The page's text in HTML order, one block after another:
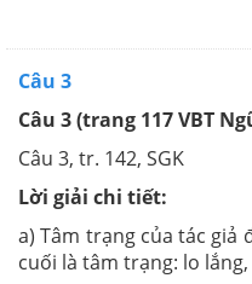
Câu 3
Câu 3 (trang 117 VBT
Câu 3, tr. 142, SGK
Lời giải chi tiết:
a) Tâm trạng của tác giả
cuối là tâm trạng: lo